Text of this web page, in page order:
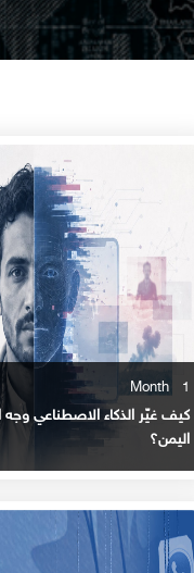
1 Month
كيف غيّر الذكاء الاصطناعي
اليمن؟